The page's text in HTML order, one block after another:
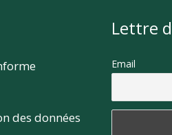
des données
Lettre
Email